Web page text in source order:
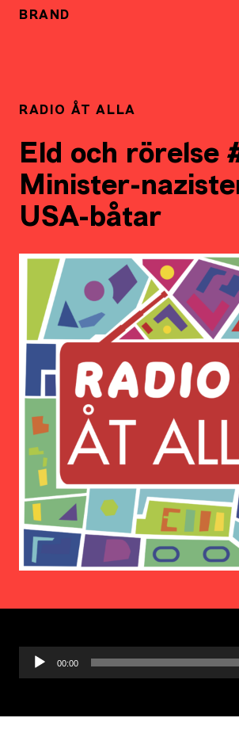
BRAND
RADIO ÅT ALLA
Eld och rörelse
Minister-
USA-båtar
Ljudspelare
00:00